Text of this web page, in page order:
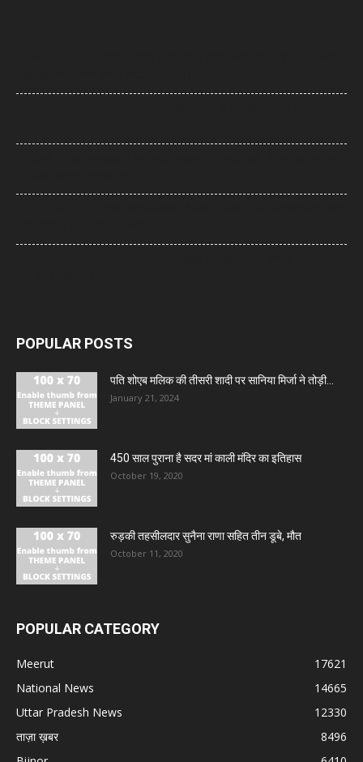
POPULAR POSTS
पति शोएब मलिक की तीसरी शादी पर सानिया मिर्जा ने तोड़ी...
January 21, 2024
450 साल पुराना है सदर मां काली मंदिर का इतिहास
October 19, 2020
रुड़की तहसीलदार सुनैना राणा सहित तीन डूबे, मौत
October 11, 2020
POPULAR CATEGORY
Meerut
17621
National News
14665
Uttar Pradesh News
12330
ताज़ा ख़बर
8496